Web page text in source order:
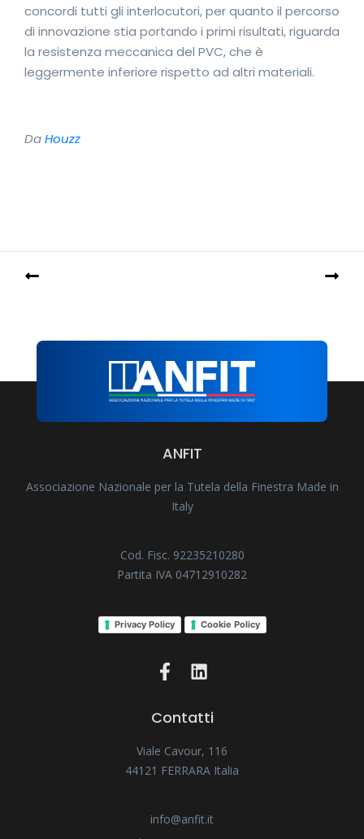
concordi tutti gli interlocutori, per quanto il percorso
di innovazione stia portando i primi risultati, riguarda
la resistenza meccanica del PVC, che è
leggermente inferiore rispetto ad altri materiali.
DaHouzz
ANFIT
Associazione Nazionale per la Tutela della Finestra Made in
Italy
Cod. Fisc. 92235210280
Partita IVA 04712910282
Privacy Policy Cookie Policy
Contatti
Viale Cavour, 116
44121 FERRARA Italia
info@anfit.it